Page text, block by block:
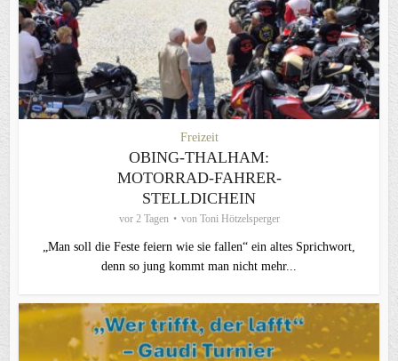
Freizeit
OBING-THALHAM:
MOTORRAD-FAHRER-
STELLDICHEIN
vor 2 Tagen von Toni Hötzelsperger
„Man soll die Feste feiern wie sie fallen“ ein altes Sprichwort,
denn so jung kommt man nicht mehr...